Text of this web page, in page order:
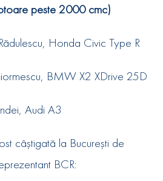
peste 2000 cmc)
Honda Civic Type R
BMW X2 XDrive 25D
Audi A3
câștigată la București de
BCR: